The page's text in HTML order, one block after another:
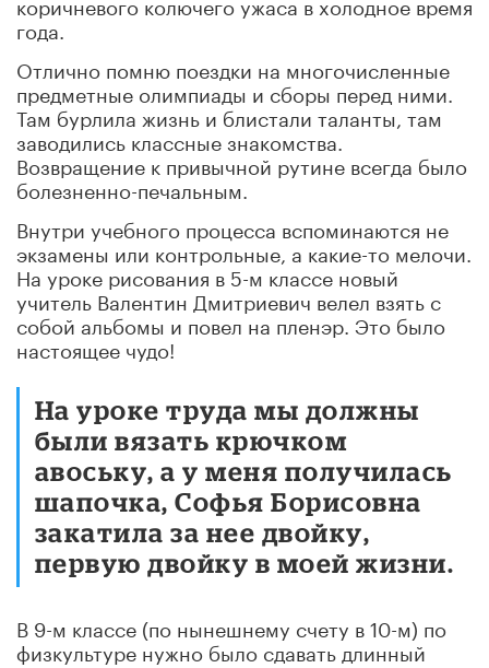
года.
Отлично помню поездки на многочисленные
предметные олимпиады и сборы перед ними.
Там бурлила жизнь и блистали таланты, там
заводились классные знакомства.
Возвращение к привычной рутине всегда было
болезненно-печальным.
Внутри учебного процесса вспоминаются не
экзамены или контрольные, а какие-то мелочи.
На уроке рисования в 5-м классе новый
учитель Валентин Дмитриевич велел взять с
собой альбомы и повел на пленэр. Это было
настоящее чудо!
На уроке труда мы должны
были вязать крючком
авоську, а у меня получилась
шапочка, Софья Борисовна
закатила за нее двойку,
первую двойку в моей жизни.
В 9-м классе (по нынешнему счету в 10-м) по
физкультуре нужно было сдавать длинный